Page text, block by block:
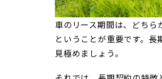
車のリース期間は、どち
ということが重要です。
見極めましょう。